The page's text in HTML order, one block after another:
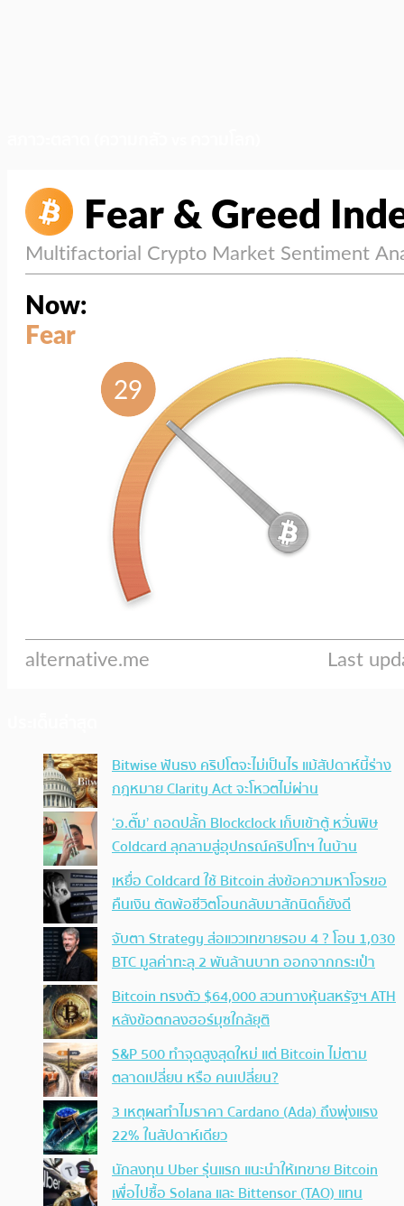
Bitwise ฟันธง คริปโตจะไม่เป็นไร แม้สัปดาห์นี้ร่าง
กฎหมาย Clarity Act จะโหวตไม่ผ่าน
‘อ.ตั๊ม’ ถอดปลั้ก Blockclock เก็บเข้าตู้ หวั่นพิษ
Coldcard ลุกลามสู่อุปกรณ์คริปโทฯ ในบ้าน
เหยื่อ Coldcard ใช้ Bitcoin ส่งข้อความหาโจรขอ
คืนเงิน ตัดพ้อชีวิตโอนกลับมาสักนิดก็ยังดี
จับตา Strategy ส่อแววเทขายรอบ 4 ? โอน 1,030
BTC มูลค่าทะลุ 2 พันล้านบาท ออกจากกระเป๋า
Bitcoin ทรงตัว $64,000 สวนทางหุ้นสหรัฐฯ ATH
หลังข้อตกลงฮอร์มุซใกล้ยุติ
S&P 500 ทำจุดสูงสุดใหม่ แต่ Bitcoin ไม่ตาม
ตลาดเปลี่ยน หรือ คนเปลี่ยน?
3 เหตุผลทำไมราคา Cardano (Ada) ถึงพุ่งแรง
22% ในสัปดาห์เดียว
นักลงทุน Uber รุ่นแรก แนะนำให้เทขาย Bitcoin
เพื่อไปซื้อ Solana และ Bittensor (TAO) แทน